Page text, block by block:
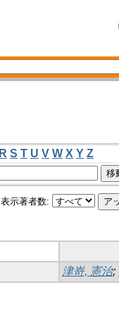
R S T U V W X Y Z
表示著者数:
津嵜, 憲治;